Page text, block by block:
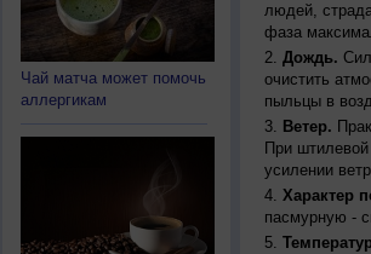
Чай матча может помочь
аллергикам
людей,
фаза
Дождь.
очистить
пыльцы в
Ветер.
При
усилении
Характер
пасмурную -